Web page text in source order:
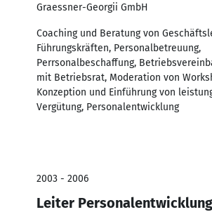
Graessner-Georgii GmbH
Coaching und Beratung von
Führungskräften, Personalbetreuung,
Perrsonalbeschaffung,
mit Betriebsrat, Moderation von
Konzeption und Einführung von
Vergütung, Personalentwicklung
2003 - 2006
Leiter Personalentwicklung